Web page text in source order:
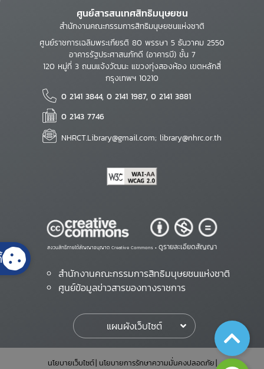
ศูนย์สารสนเทศสิทธิมนุษยชน
สำนักงานคณะกรรมการสิทธิมนุษยชนแห่งชาติ
ศูนย์ราชการเฉลิมพระเกียรติ 80 พรรษา 5 ธันวาคม 2550
อาคารรัฐประศาสนภักดี (อาคารบี) ชั้น 7
120 หมู่ที่ 3 ถนนแจ้งวัฒนะ แขวงทุ่งสองห้อง เขตหลักสี่
กรุงเทพฯ 10210
0 2141 3844, 0 2141 1987, 0 2141 3881
0 2143 7746
NHRCT.Library@gmail.com; library@nhrc.or.th
สงวนสิทธิ์ภายใต้สัญญาอนุญาต Creative Commons • ดูรายละเอียดสัญญา
สำนักงานคณะกรรมการสิทธิมนุษยชนแห่งชาติ
ศูนย์ข้อมูลข่าวสารของทางราชการ
แผนผังเว็บไซต์
นโยบายเว็บไซต์ นโยบายการรักษาความมั่นคงปลอดภัย